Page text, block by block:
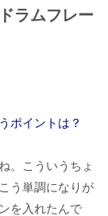
ラムフレー
ポイントは？
。こういうちょ
う単調になりが
を入れたんで